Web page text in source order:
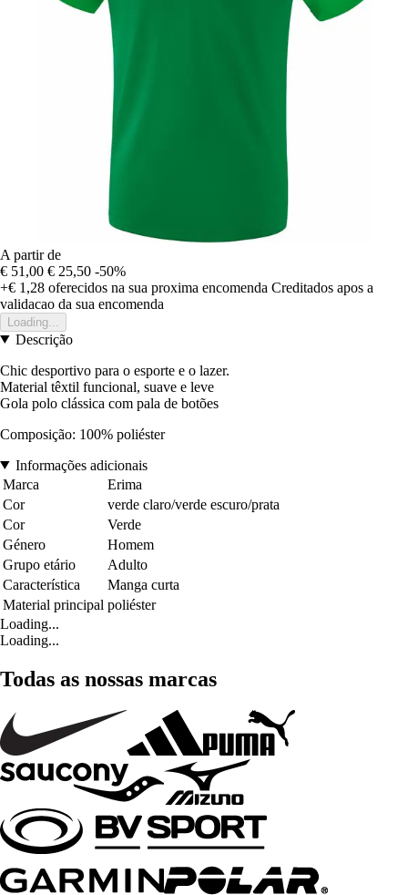
A partir de
€ 51,00 € 25,50 -50%
+€ 1,28 oferecidos na sua proxima encomenda Creditados apos a
validacao da sua encomenda
Loading...
Descrição
Chic desportivo para o esporte e o lazer.
Material têxtil funcional, suave e leve
Gola polo clássica com pala de botões
Composição: 100% poliéster
Informações adicionais
Marca
Erima
Cor
verde claro/verde escuro/prata
Cor
Verde
Género
Homem
Grupo etário
Adulto
Característica
Manga curta
Material principal poliéster
Loading...
Loading...
Todas as nossas marcas